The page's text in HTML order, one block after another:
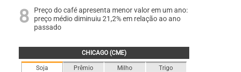
Preço do café apresenta menor valor em um ano:
preço médio diminuiu 21,2% em relação ao ano
passado
CHICAGO (CME)
Soja Prêmio Milho
Trigo